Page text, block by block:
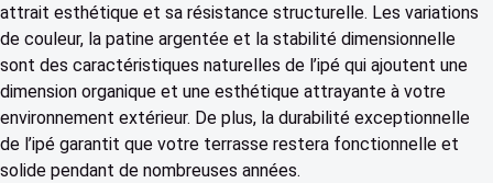
attrait esthétique et sa résistance structurelle. Les variations
de couleur, la patine argentée et la stabilité dimensionnelle
sont des caractéristiques naturelles de l’ipé qui ajoutent une
dimension organique et une esthétique attrayante à votre
environnement extérieur. De plus, la durabilité exceptionnelle
de l’ipé garantit que votre terrasse restera fonctionnelle et
solide pendant de nombreuses années.